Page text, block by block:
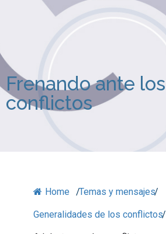
Frenando ante los
conflictos
Home /Temas y mensajes/
Generalidades de los conflictos/